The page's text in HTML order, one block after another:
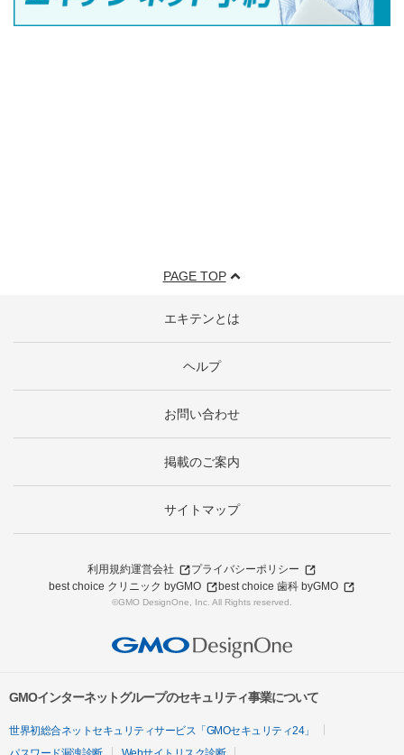
PAGE TOP
エキテンとは
ヘルプ
お問い合わせ
掲載のご案内
サイトマップ
利用規約運営会社
プライバシーポリシー
best choice クリニック byGMO
best choice 歯科 byGMO
©GMO DesignOne, Inc. All Rights reserved.
GMOインターネットグループのセキュリティ事業について
世界初総合ネットセキュリティサービス「GMOセキュリティ24」